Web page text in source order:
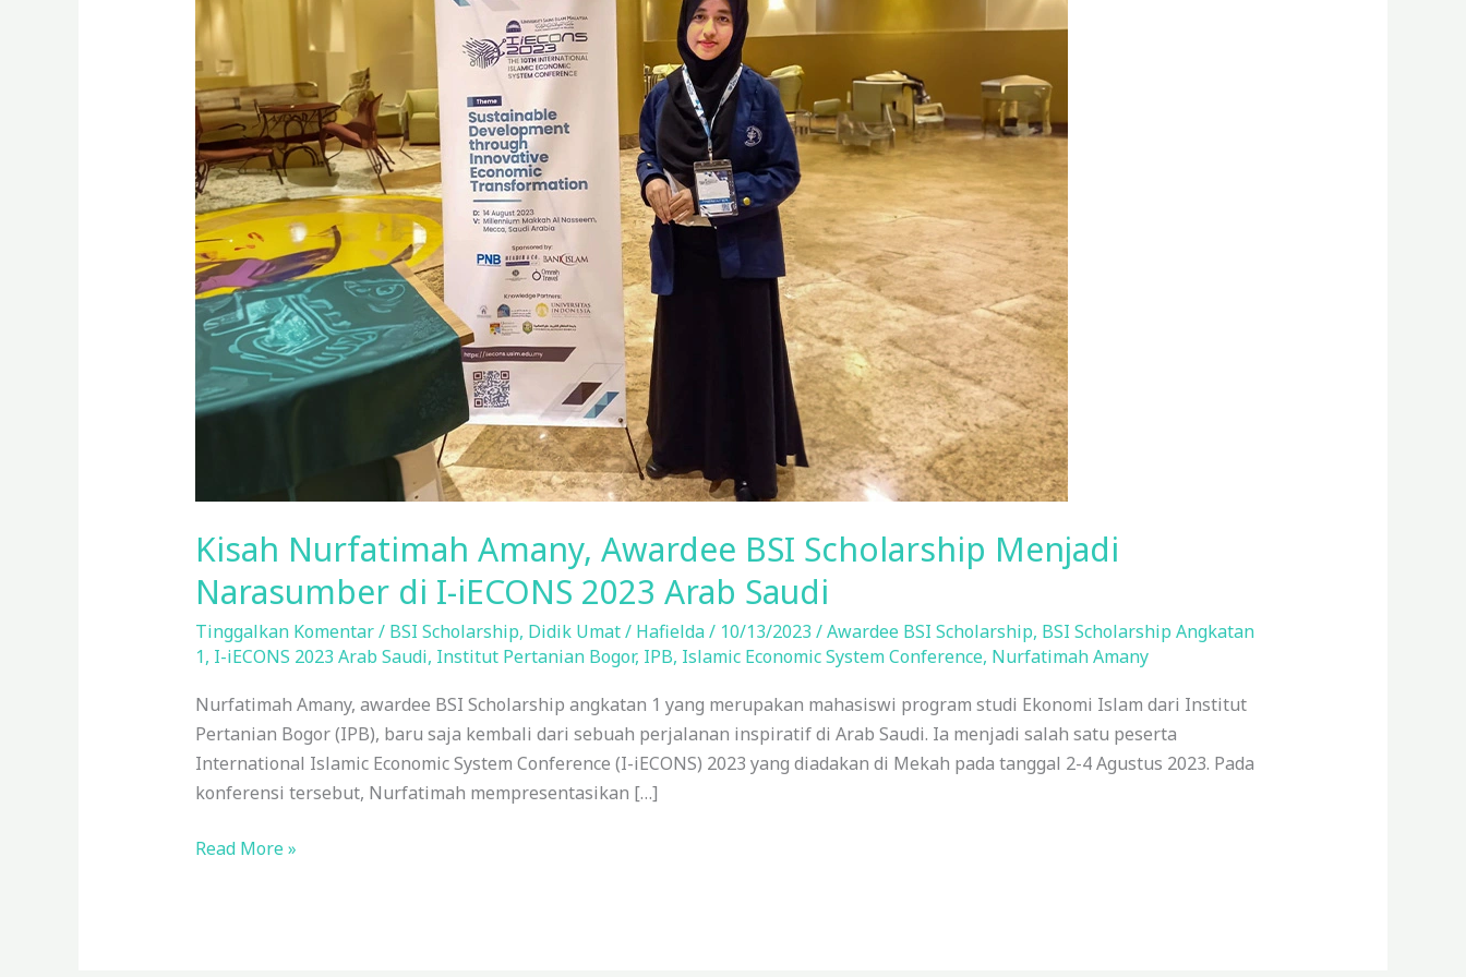
Kisah Nurfatimah Amany, Awardee BSI Scholarship Menjadi
Narasumber di I-iECONS 2023 Arab Saudi
Tinggalkan Komentar/ BSI Scholarship, Didik Umat/ Hafielda/ 10/13/2023 /Awardee BSI Scholarship, BSI Scholarship Angkatan
1, I-iECONS 2023 Arab Saudi, Institut Pertanian Bogor, IPB, Islamic Economic System Conference, Nurfatimah Amany
Nurfatimah Amany, awardee BSI Scholarship angkatan 1 yang merupakan mahasiswi program studi Ekonomi Islam dari Institut
Pertanian Bogor (IPB), baru saja kembali dari sebuah perjalanan inspiratif di Arab Saudi. Ia menjadi salah satu peserta
International Islamic Economic System Conference (I-iECONS) 2023 yang diadakan di Mekah pada tanggal 2-4 Agustus 2023. Pada
konferensi tersebut, Nurfatimah mempresentasikan […]
BSI
Scholarship
Menjadi
Narasumber
di
I-
iECONS
2023
Arab
Saudi
Read More »